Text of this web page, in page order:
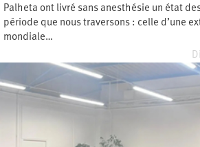
Palheta ont livré sans anesthésie un état
période que nous traversons : celle d’une
mondiale…